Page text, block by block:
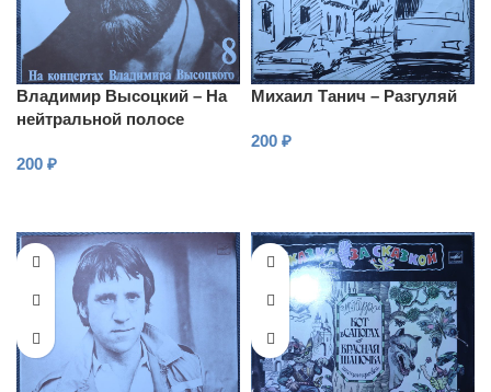
Владимир Высоцкий – На
нейтральной полосе
200 ₽
Михаил Танич – Разгуляй
200 ₽